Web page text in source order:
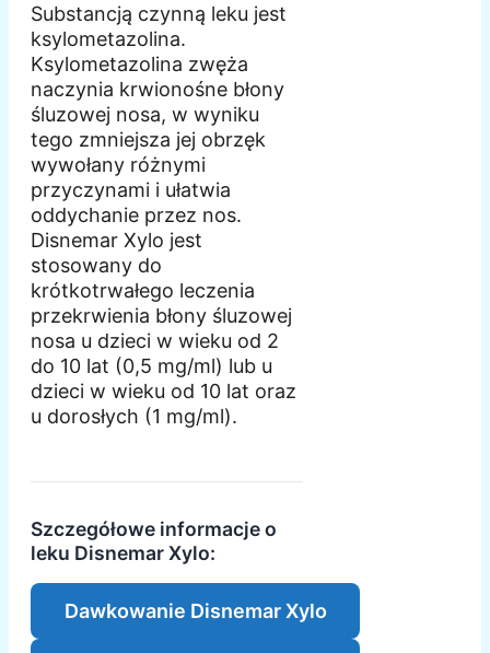
Substancją czynną leku jest
ksylometazolina.
Ksylometazolina zwęża
naczynia krwionośne błony
śluzowej nosa, w wyniku
tego zmniejsza jej obrzęk
wywołany różnymi
przyczynami i ułatwia
oddychanie przez nos.
Disnemar Xylo jest
stosowany do
krótkotrwałego leczenia
przekrwienia błony śluzowej
nosa u dzieci w wieku od 2
do 10 lat (0,5 mg/ml) lub u
dzieci w wieku od 10 lat oraz
u dorosłych (1 mg/ml).
Szczegółowe informacje o
leku Disnemar Xylo:
Dawkowanie Disnemar Xylo